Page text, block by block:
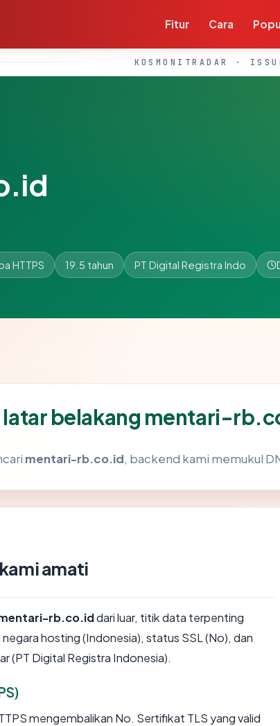
Fitur Cara
KOSMONITRADAR ·
HTTPS 19.5 tahun PT Digital Registra Indo
latar belakang mentari-
mentari-rb.co.id, backend kami memukul
amati
rb.co.iddari luar, titik data terpenting
negara hosting (Indonesia), status SSL (No), dan
(PT Digital Registra Indonesia).
mengembalikan No. Sertifikat TLS yang valid